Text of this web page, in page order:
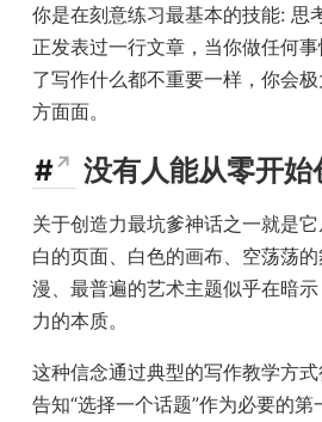
你是在刻意练习最基本的技能: 思
正发表过一行文章，当你做任何
了写作什么都不重要一样，你会
方面面。
# 没有人能从零开始
关于创造力最坑爹神话之一就是
白的页面、白色的画布、空荡荡
漫、最普遍的艺术主题似乎在暗示
力的本质。
这种信念通过典型的写作教学方
告知“选择一个话题”作为必要的